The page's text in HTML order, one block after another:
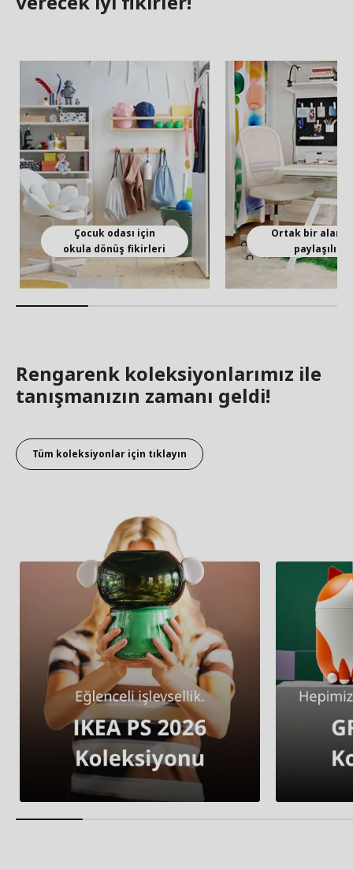
Çocuk odası için
okula dönüş fikirleri
Ortak bir alan
paylaşılır?
Rengarenk koleksiyonlarımız ile
tanışmanızın zamanı geldi!
Tüm koleksiyonlar için tıklayın